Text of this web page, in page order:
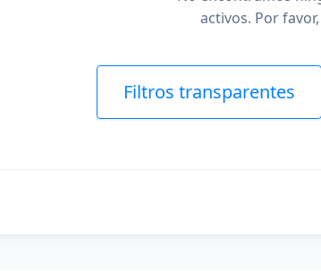
activos. Por
Filtros transparentes